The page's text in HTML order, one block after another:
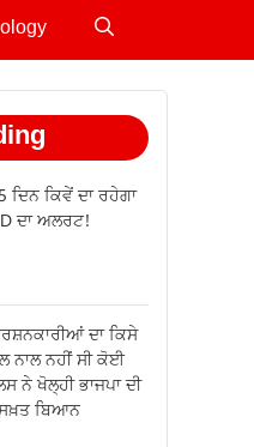
ਦਿਨ ਕਿਵੇਂ ਦਾ ਰਹੇਗਾ
ਦਾ ਅਲਰਟ!
ਦਾ ਕਿਸੇ
ਨਾਲ ਨਹੀਂ ਸੀ ਕੋਈ
ਨੇ ਖੋਲ੍ਹੀ ਭਾਜਪਾ ਦੀ
ਸਖ਼ਤ ਬਿਆਨ